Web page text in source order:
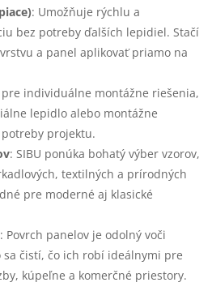
: Umožňuje rýchlu a
bez potreby ďalších lepidiel. Stačí
a panel aplikovať priamo na
individuálne montážne riešenia,
lepidlo alebo montážne
projektu.
: SIBU ponúka bohatý výber vzorov,
textilných a prírodných
pre moderné aj klasické
: Povrch panelov je odolný voči
čistí, čo ich robí ideálnymi pre
kúpeľne a komerčné priestory.